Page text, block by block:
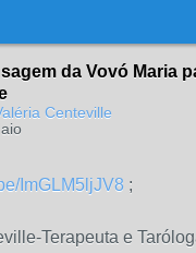
da Vovó Maria
Centeville
ImGLM5ljJV8 ;
Terapeuta e